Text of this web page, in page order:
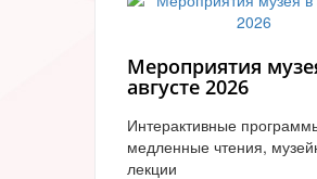
Мероприятия
августе 2026
Интерактивные
медленные чтения,
лекции